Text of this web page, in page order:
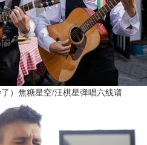
）焦糖星空/汪棋星弹唱六线谱